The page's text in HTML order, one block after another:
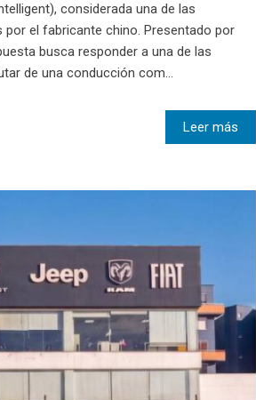
considerada una de las
el fabricante chino. Presentado por
busca responder a una de las
de una conducción com...
Leer más